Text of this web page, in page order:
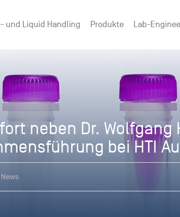
und Liquid Handling Produkte Lab-
neben Dr.
bei HTI